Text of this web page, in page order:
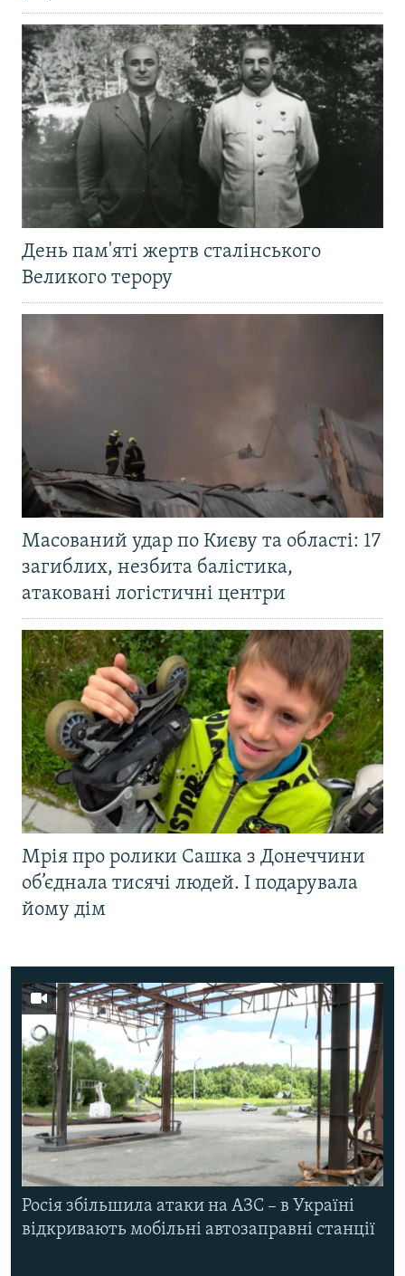
День пам'яті жертв сталінського
Великого терору
Масований удар по Києву та області: 17
загиблих, незбита балістика,
атаковані логістичні центри
Мрія про ролики Сашка з Донеччини
об’єднала тисячі людей. І подарувала
йому дім
Росія збільшила атаки на АЗС – в Україні
відкривають мобільні автозаправні станції